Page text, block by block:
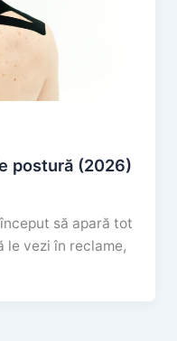
postură (2026)
să apară tot
le vezi în reclame,